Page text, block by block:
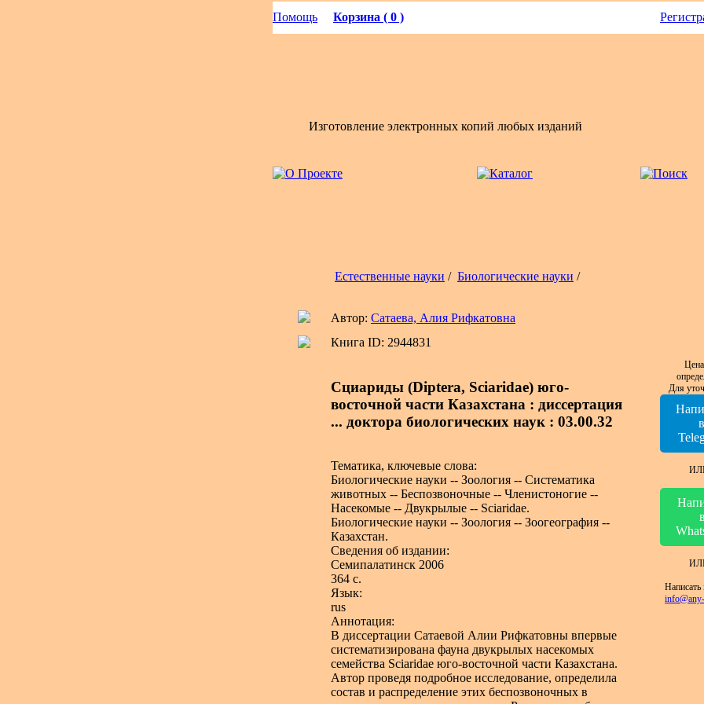
Помощь Корзина ( 0 )
Изготовление электронных копий любых изданий
Естественные науки / Биологические науки /
Автор: Сатаева, Алия Рифкатовна
Книга ID: 2944831
Сциариды (Diptera, Sciaridae) юго-
восточной части Казахстана : диссертация
... доктора биологических наук : 03.00.32
Тематика, ключевые слова:
Биологические науки -- Зоология -- Систематика
животных -- Беспозвоночные -- Членистоногие --
Насекомые -- Двукрылые -- Sciaridae.
Биологические науки -- Зоология -- Зоогеография --
Казахстан.
Сведения об издании:
Семипалатинск 2006
364 с.
Язык:
rus
Аннотация:
В диссертации Сатаевой Алии Рифкатовны впервые
систематизирована фауна двукрылых насекомых
семейства Sciaridae юго-восточной части Казахстана.
Автор проведя подробное исследование, определила
состав и распределение этих беспозвоночных в
Для
в
в
Написать